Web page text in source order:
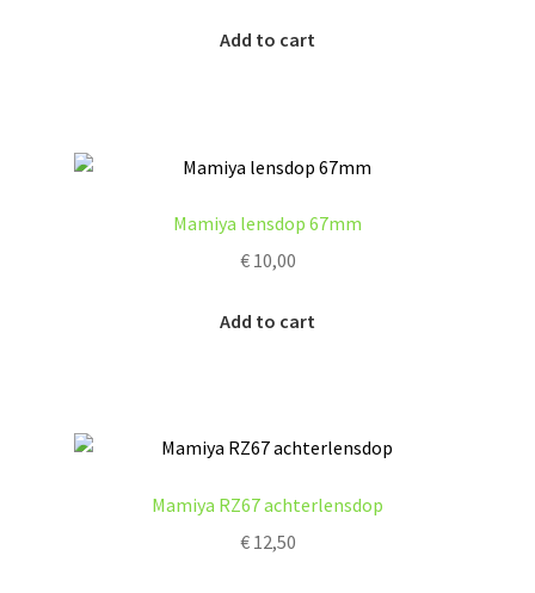
Add to cart
Mamiya lensdop 67mm
€10,00
Add to cart
Mamiya RZ67 achterlensdop
€12,50